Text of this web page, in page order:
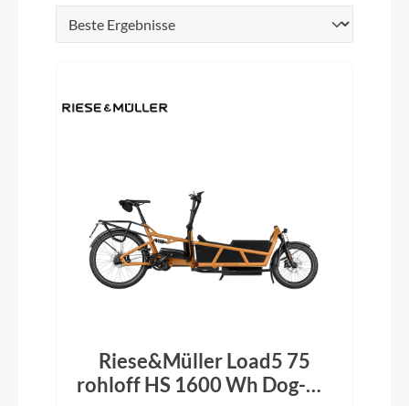
Riese&Müller Load5 75
rohloff HS 1600 Wh Dog-Kit